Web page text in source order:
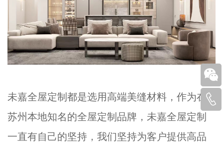
未嘉全屋定制都是选用高端美缝材料，作为在
苏州本地知名的全屋定制品牌，未嘉全屋定制
一直有自己的坚持，我们坚持为客户提供高品